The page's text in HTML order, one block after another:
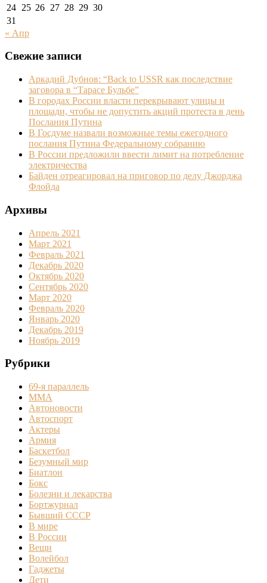
24 25 26 27 28 29 30
31
« Апр
Свежие записи
Аркадий Дубнов: “Back to USSR как последствие
заговора в “Тарасе Бульбе”
В городах России власти перекрывают улицы и
площади, чтобы не допустить акций протеста в день
Послания Путина
В Госдуме назвали возможные темы ежегодного
послания Путина Федеральному собранию
В России предложили ввести лимит на потребление
электричества
Байден отреагировал на приговор по делу Джорджа
Флойда
Архивы
Апрель 2021
Март 2021
Февраль 2021
Декабрь 2020
Октябрь 2020
Сентябрь 2020
Март 2020
Февраль 2020
Январь 2020
Декабрь 2019
Ноябрь 2019
Рубрики
69-я параллель
MMA
Автоновости
Автоспорт
Актеры
Армия
Баскетбол
Безумный мир
Биатлон
Бокс
Болезни и лекарства
Бортжурнал
Бывший СССР
В мире
В России
Вещи
Волейбол
Гаджеты
Дети